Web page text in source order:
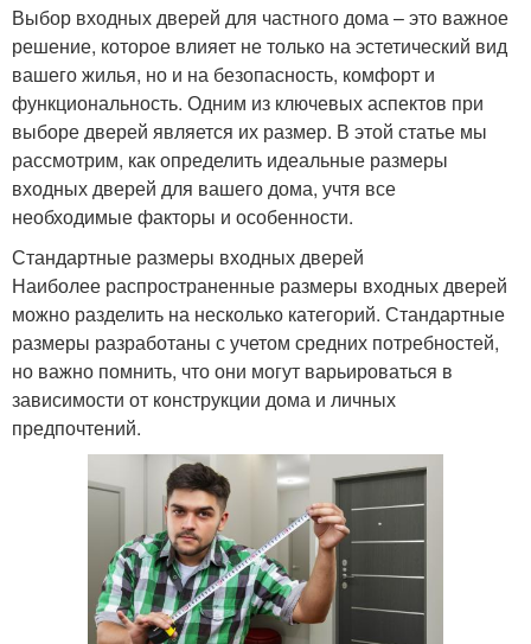
Выбор входных дверей для частного дома – это важное
решение, которое влияет не только на эстетический вид
вашего жилья, но и на безопасность, комфорт и
функциональность. Одним из ключевых аспектов при
выборе дверей является их размер. В этой статье мы
рассмотрим, как определить идеальные размеры
входных дверей для вашего дома, учтя все
необходимые факторы и особенности.
Стандартные размеры входных дверей
Наиболее распространенные размеры входных дверей
можно разделить на несколько категорий. Стандартные
размеры разработаны с учетом средних потребностей,
но важно помнить, что они могут варьироваться в
зависимости от конструкции дома и личных
предпочтений.